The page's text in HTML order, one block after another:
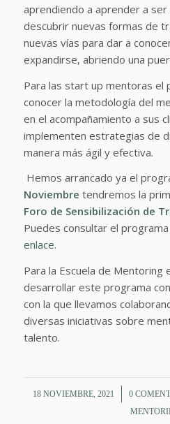
aprendiendo a aprender a ser
descubrir nuevas formas de
nuevas vías para dar a
expandirse, abriendo una
Para las start up mentoras el
conocer la metodología del
en el acompañamiento a sus
implementen estrategias de
manera más ágil y efectiva.
Hemos arrancado ya el
Noviembre tendremos la
Foro de Sensibilización de
Puedes consultar el
enlace.
Para la Escuela de Mentoring
desarrollar este programa
con la que llevamos
diversas iniciativas sobre
talento.
18 NOVIEMBRE, 2021
/ 0 /